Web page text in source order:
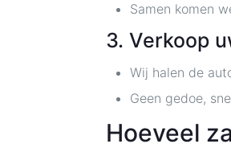
Samen komen
3. Verkoop
Wij halen de
Geen gedoe,
Hoeveel